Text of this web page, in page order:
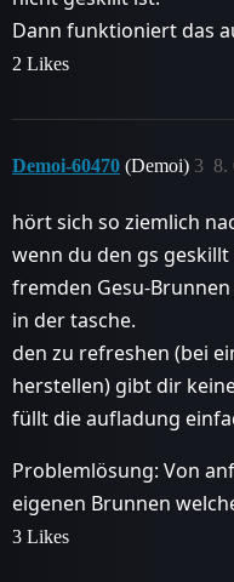
Dann funktioniert das
2 Likes
Demoi-60470 (Demoi) 8.
3
hört sich so ziemlich
wenn du den gs
fremden Gesu-
in der tasche.
den zu refreshen (bei
herstellen) gibt dir
füllt die aufladung
Problemlösung: Von
eigenen Brunnen
3 Likes